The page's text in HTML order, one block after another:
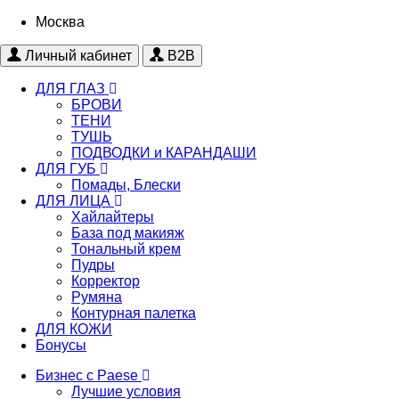
Москва
Личный кабинет B2B
ДЛЯ ГЛАЗ
БРОВИ
ТЕНИ
ТУШЬ
ПОДВОДКИ и КАРАНДАШИ
ДЛЯ ГУБ
Помады, Блески
ДЛЯ ЛИЦА
Хайлайтеры
База под макияж
Тональный крем
Пудры
Корректор
Румяна
Контурная палетка
ДЛЯ КОЖИ
Бонусы
Бизнес с Paese
Лучшие условия